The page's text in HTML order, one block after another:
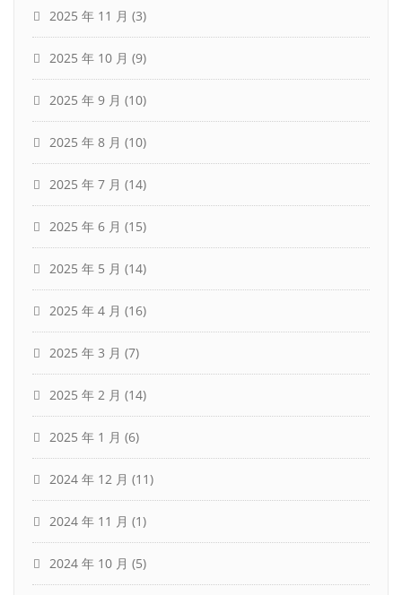
2025 年 11 月 (3)
2025 年 10 月 (9)
2025 年 9 月 (10)
2025 年 8 月 (10)
2025 年 7 月 (14)
2025 年 6 月 (15)
2025 年 5 月 (14)
2025 年 4 月 (16)
2025 年 3 月 (7)
2025 年 2 月 (14)
2025 年 1 月 (6)
2024 年 12 月 (11)
2024 年 11 月 (1)
2024 年 10 月 (5)